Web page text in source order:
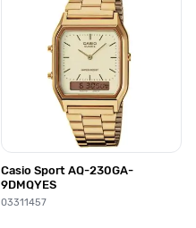
Casio Sport AQ-230GA-
9DMQYES
03311457